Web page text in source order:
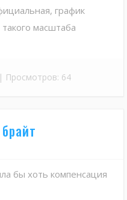
график
масштаба
Просмотров: 64
бы хоть компенсация